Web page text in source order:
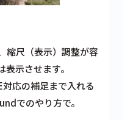
縮尺（表示）調整が容
示させます。
応の補足まで入れる
でのやり方で。